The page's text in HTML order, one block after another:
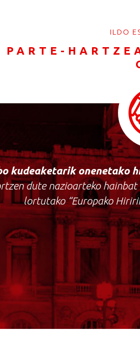
ILDO
PARTE-
kudeaketarik onenetako
dute nazioarteko
lortutako “Europako